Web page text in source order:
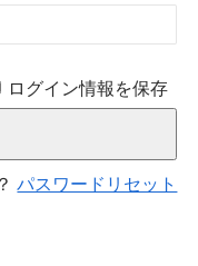
ログイン情報を保存
パスワードリセット